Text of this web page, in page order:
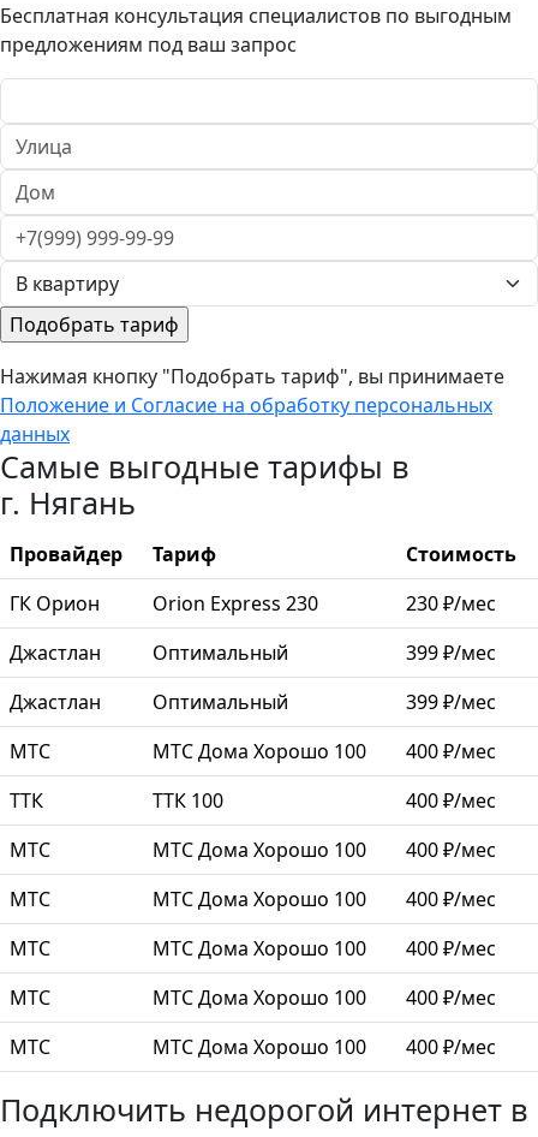
Бесплатная консультация специалистов по выгодным
предложениям под ваш запрос
Нажимая кнопку "Подобрать тариф", вы принимаете
Положение и Согласие на обработку персональных
данных
Самые выгодные тарифы в
г. Нягань
Провайдер Тариф
Стоимость
ГК Орион
Orion Express 230
230 ₽/мес
Джастлан
Оптимальный
399 ₽/мес
Джастлан
Оптимальный
399 ₽/мес
МТС
МТС Дома Хорошо 100
400 ₽/мес
ТТК
ТТК 100
400 ₽/мес
МТС
МТС Дома Хорошо 100
400 ₽/мес
МТС
МТС Дома Хорошо 100
400 ₽/мес
МТС
МТС Дома Хорошо 100
400 ₽/мес
МТС
МТС Дома Хорошо 100
400 ₽/мес
МТС
МТС Дома Хорошо 100 400 ₽/мес
Подключить недорогой интернет в